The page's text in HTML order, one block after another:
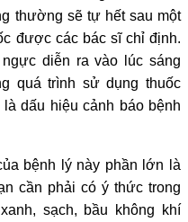
thường sẽ tự hết sau một
được các bác sĩ chỉ định.
diễn ra vào lúc sáng
quá trình sử dụng thuốc
dấu hiệu cảnh báo bệnh
bệnh lý này phần lớn là
cần phải có ý thức trong
sạch, bầu không khí